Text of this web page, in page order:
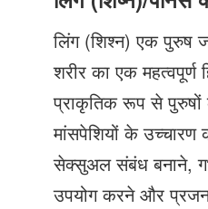
Just
लिंग (शिश्न) एक पुरुष
शरीर का एक महत्वपूर्ण
प्राकृतिक रूप से पुरुषों
मांसपेशियों के
सेक्सुअल संबंध बनाने,
उपयोग करने और